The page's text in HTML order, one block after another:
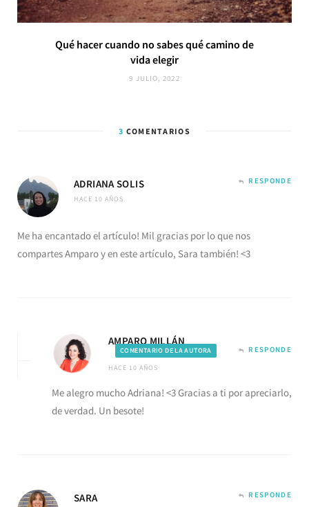
Qué hacer cuando no sabes qué camino de
vida elegir
9 JULIO, 2022
3 COMENTARIOS
ADRIANA SOLIS
HACE 10 AÑOS
RESPONDE
Me ha encantado el artículo! Mil gracias por lo que nos
compartes Amparo y en este artículo, Sara también! <3
AMPARO MILLÁN
COMENTARIO DE LA AUTORA
HACE 10 AÑOS
RESPONDE
Me alegro mucho Adriana! <3 Gracias a ti por apreciarlo,
de verdad. Un besote!
SARA RESPONDE